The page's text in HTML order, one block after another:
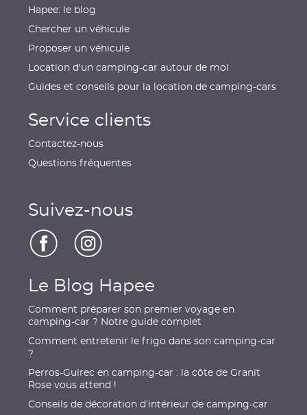
Hapee: le blog
Chercher un véhicule
Proposer un véhicule
Location d'un camping-car autour de moi
Guides et conseils pour la location de camping-cars
Service clients
Contactez-nous
Questions fréquentes
Suivez-nous
Le Blog Hapee
Comment préparer son premier voyage en
camping-car ? Notre guide complet
Comment entretenir le frigo dans son camping-car
?
Perros-Guirec en camping-car : la côte de Granit
Rose vous attend !
Conseils de décoration d’intérieur de camping-car